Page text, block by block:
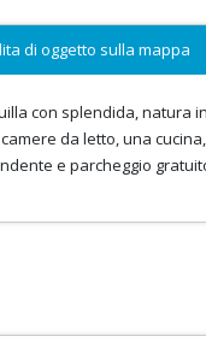
di oggetto sulla mappa
con splendida, natura
da letto, una
e parcheggio